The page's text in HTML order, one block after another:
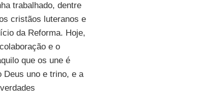
trabalhado, dentre
cristãos luteranos e
da Reforma. Hoje,
e o
que os une é
Deus uno e trino, e a